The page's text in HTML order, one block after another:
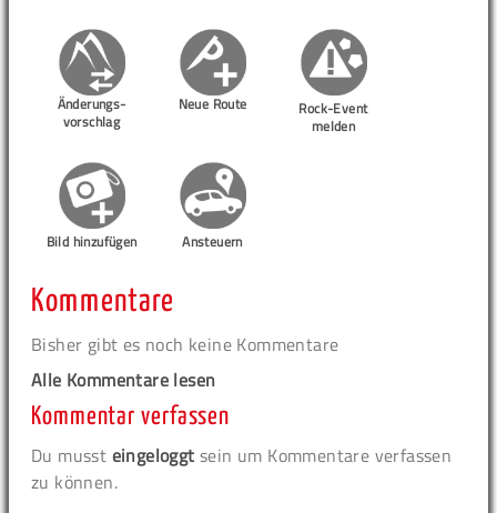
Änderungs-
vorschlag
Neue Route
Rock-Event
melden
Bild hinzufügen Ansteuern
Kommentare
Bisher gibt es noch keine Kommentare
Alle Kommentare lesen
Kommentar verfassen
Du musst eingeloggt sein um Kommentare verfassen
zu können.